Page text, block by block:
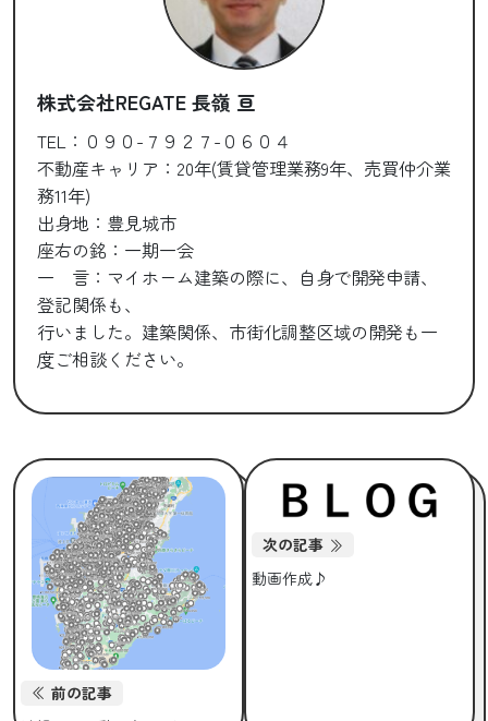
株式会社REGATE 長嶺 亘
TEL：０９０-７９２７-０６０４
不動産キャリア：20年(賃貸管理業務9年、売買仲介業
務11年)
出身地：豊見城市
座右の銘：一期一会
一 言：マイホーム建築の際に、自身で開発申請、
登記関係も、
行いました。建築関係、市街化調整区域の開発も一
度ご相談ください。
前の記事
次の記事
動画作成♪